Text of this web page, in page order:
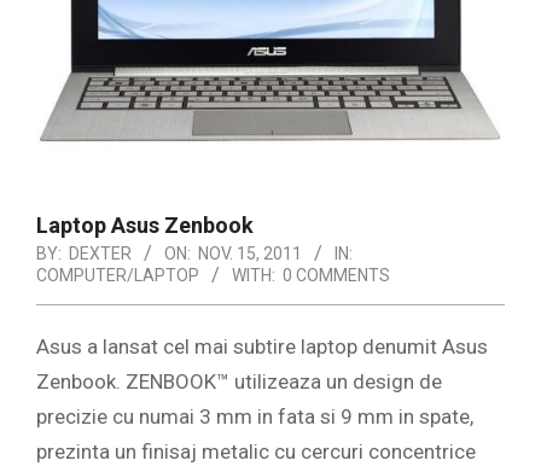
Laptop Asus Zenbook
BY: DEXTER ON: NOV. 15, 2011
IN:
COMPUTER/LAPTOP
WITH: 0 COMMENTS
Asus a lansat cel mai subtire laptop denumit Asus
Zenbook. ZENBOOK™ utilizeaza un design de
precizie cu numai 3 mm in fata si 9 mm in spate,
prezinta un finisaj metalic cu cercuri concentrice